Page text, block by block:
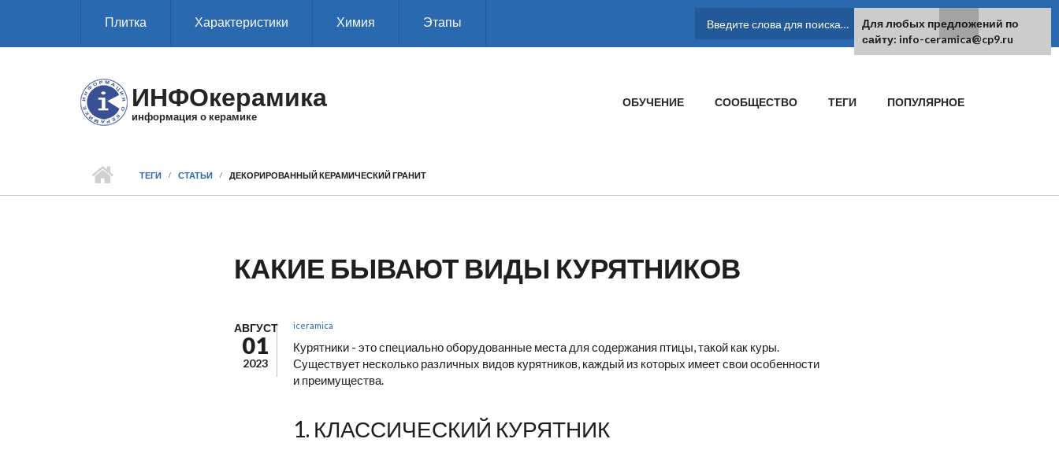
Плитка Характеристики Химия Этапы
ФОРМА ПОИСКА
ИНФОкерамика
информация о керамике
ОБУЧЕНИЕ СООБЩЕСТВО ТЕГИ ПОПУЛЯРНОЕ
ТЕГИ СТАТЬИ ДЕКОРИРОВАННЫЙ КЕРАМИЧЕСКИЙ ГРАНИТ
КАКИЕ БЫВАЮТ ВИДЫ КУРЯТНИКОВ
АВГУСТ
01
2023
iceramica
Курятники - это специально оборудованные места для содержания птицы, такой как куры.
Существует несколько различных видов курятников, каждый из которых имеет свои особенности
и преимущества.
1. КЛАССИЧЕСКИЙ КУРЯТНИК
Для любых предложений по
сайту: info-ceramica@cp9.ru